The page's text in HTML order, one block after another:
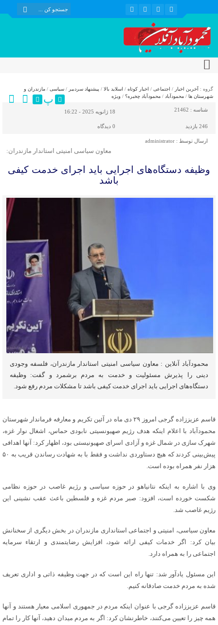
گروه : آخرین اخبار / اجتماعی / اخبار کوتاه / اسلاید بالا / پیشنهاد سردبیر / سیاسی / مازندران و
شهرستان ها / محمودآباد / محمودآباد چخبره؟ / ویژه پ
شناسه : 21462 18 ژانویه 2025 - 16:22
246 بازدید 0 دیدگاه
ارسال توسط : administrator
معاون سیاسی امنیتی استاندار مازندران:
وظیفه دستگاه‌های اجرایی باید اجرای خدمت کیفی
باشد
محمودآباد آنلاین : معاون سیاسی امنیتی استاندار مازندران، فلسفه وجودی
دینی را پذیرش مسئولیت و خدمت به مردم برشمرد و گفت: وظیفه
دستگاه‌های اجرایی باید اجرای خدمت کیفی باشد تا مشکلات مردم رفع شود.
قاسم عزیززاده گرجی امروز ۲۹ دی ماه در آئین تکریم و معارفه فرماندار شهرستان
محمودآباد با اعلام اینکه هدف رژیم صهیونسیتی نابودی حماس، اشغال نوار غزه،
شهرک سازی در شمال غزه و آزادی اسرای صهیونیستی بود، اظهار کرد: آنها اهدافی
پیش‌بینی کردند که هیچ دستاوردی نداشت و فقط با به شهادت رساندن قریب به ۵۰
هزار نفر همراه بوده است.
وی با اشاره به اینکه نتانیاهو در حوزه سیاسی و رژیم غاصب در حوزه نظامی
شکست خورده است، افزود: صبر مردم غزه و فلسطین باعث عقب نشینی این
رژیم غاصب شد.
معاون سیاسی، امنیتی و اجتماعی استانداری مازندران در بخش دیگری از سخنانش
بیان کرد: اگر خدمات کیفی ارائه شود، افزایش رضایتمندی و ارتقاء سرمایه
اجتماعی را به همراه دارد.
این مسئول یادآور شد: تنها راه این است که در جهت وظیفه ذاتی و اداری تعریف
شده به مردم خدمت صادقانه کنیم.
قاسم عزیززاده گرجی با عنوان اینکه مردم در جمهوری اسلامی معیار هستند و آنها
همه چیز را تعیین می‌کنند، خاطرنشان کرد: اگر به مردم میدان دهید، آنها کار را تمام